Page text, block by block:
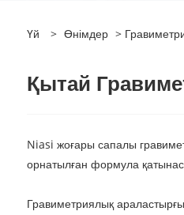
Үй > Өнімдер >
Қытай
Niasi жоғары сапалы
орнатылған формула
Гравиметриялық